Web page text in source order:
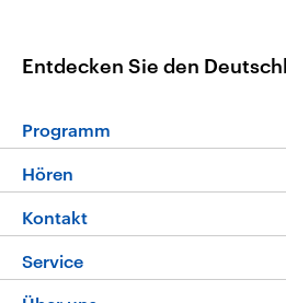
Entdecken Sie den
Programm
Die Nachrichten
Nachrichtenleicht
Hören
Livestream
Podcasts
Kontakt
Service
FAQ